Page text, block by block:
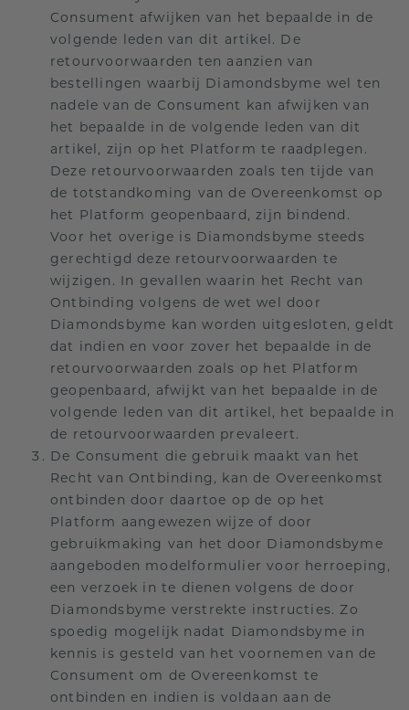
Consument afwijken van het bepaalde in de
volgende leden van dit artikel. De
retourvoorwaarden ten aanzien van
bestellingen waarbij Diamondsbyme wel ten
nadele van de Consument kan afwijken van
het bepaalde in de volgende leden van dit
artikel, zijn op het Platform te raadplegen.
Deze retourvoorwaarden zoals ten tijde van
de totstandkoming van de Overeenkomst op
het Platform geopenbaard, zijn bindend.
Voor het overige is Diamondsbyme steeds
gerechtigd deze retourvoorwaarden te
wijzigen. In gevallen waarin het Recht van
Ontbinding volgens de wet wel door
Diamondsbyme kan worden uitgesloten, geldt
dat indien en voor zover het bepaalde in de
retourvoorwaarden zoals op het Platform
geopenbaard, afwijkt van het bepaalde in de
volgende leden van dit artikel, het bepaalde in
de retourvoorwaarden prevaleert.
De Consument die gebruik maakt van het
Recht van Ontbinding, kan de Overeenkomst
ontbinden door daartoe op de op het
Platform aangewezen wijze of door
gebruikmaking van het door Diamondsbyme
aangeboden modelformulier voor herroeping,
een verzoek in te dienen volgens de door
Diamondsbyme verstrekte instructies. Zo
spoedig mogelijk nadat Diamondsbyme in
kennis is gesteld van het voornemen van de
Consument om de Overeenkomst te
ontbinden en indien is voldaan aan de